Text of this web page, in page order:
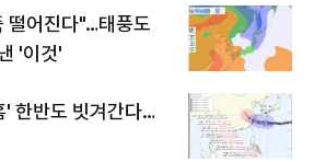
떨어진다"…태풍도
'이것'
' 한반도 빗겨간다…